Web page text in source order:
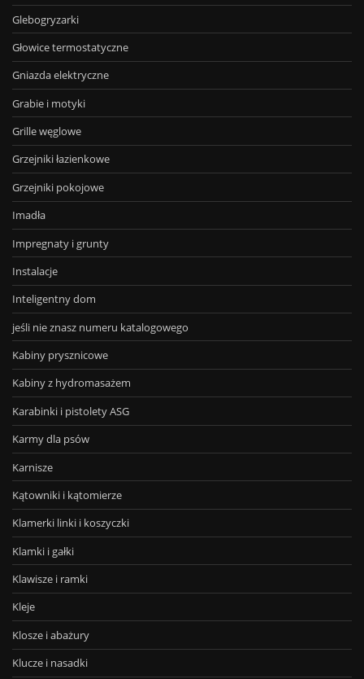
Glebogryzarki
Głowice termostatyczne
Gniazda elektryczne
Grabie i motyki
Grille węglowe
Grzejniki łazienkowe
Grzejniki pokojowe
Imadła
Impregnaty i grunty
Instalacje
Inteligentny dom
jeśli nie znasz numeru katalogowego
Kabiny prysznicowe
Kabiny z hydromasażem
Karabinki i pistolety ASG
Karmy dla psów
Karnisze
Kątowniki i kątomierze
Klamerki linki i koszyczki
Klamki i gałki
Klawisze i ramki
Kleje
Klosze i abażury
Klucze i nasadki